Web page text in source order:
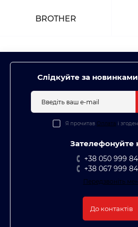
BROTHER
Слідкуйте за
Я прочитав Оплата і
Зателефонуйте
+38 050 999 84
+38 067 999
Передзвоніть
До контактів